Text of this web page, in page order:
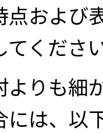
点および
てくださ
よりも細
には、以